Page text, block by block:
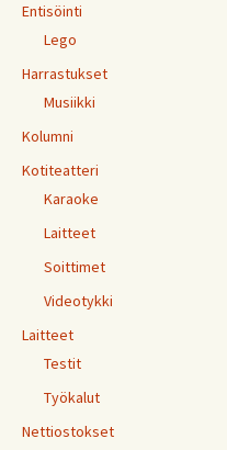
Entisöinti
Lego
Harrastukset
Musiikki
Kolumni
Kotiteatteri
Karaoke
Laitteet
Soittimet
Videotykki
Laitteet
Testit
Työkalut
Nettiostokset